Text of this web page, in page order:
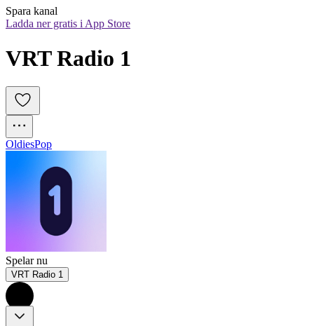
Spara kanal
Ladda ner gratis i App Store
VRT Radio 1
OldiesPop
Spelar nu
VRT Radio 1